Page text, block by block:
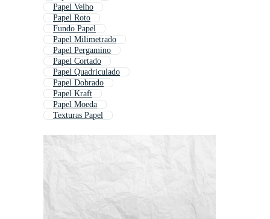
Papel Velho
Papel Roto
Fundo Papel
Papel Milimetrado
Papel Pergamino
Papel Cortado
Papel Quadriculado
Papel Dobrado
Papel Kraft
Papel Moeda
Texturas Papel